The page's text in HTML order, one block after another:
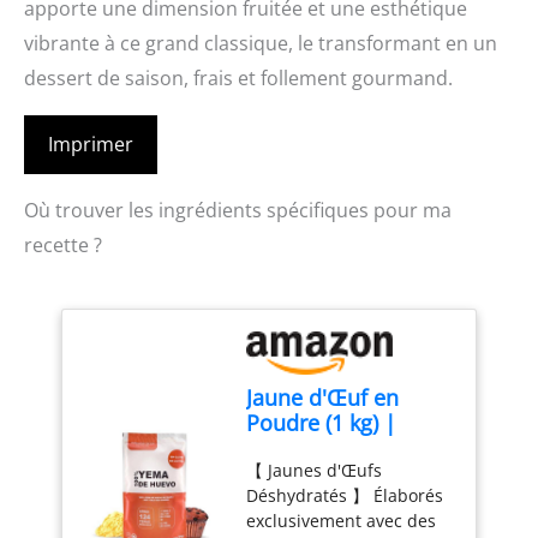
apporte une dimension fruitée et une esthétique
vibrante à ce grand classique, le transformant en un
dessert de saison, frais et follement gourmand.
Imprimer
Où trouver les ingrédients spécifiques pour ma
recette ?
Jaune d'Œuf en
Poudre (1 kg) |
Poudre | Œufs
Pasteurisés | Sans
Additifs | Produits
【 Jaunes d'Œufs
Déshydratés 】 Élaborés
exclusivement avec des